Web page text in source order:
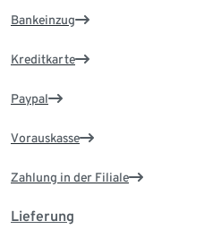
Bankeinzug
Kreditkarte
Paypal
Vorauskasse
Zahlung in der Filiale
Lieferung